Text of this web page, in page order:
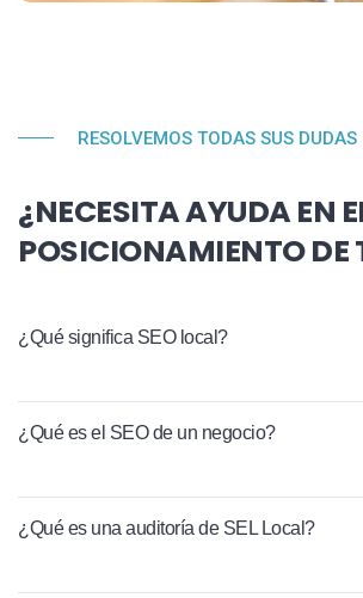
RESOLVEMOS TODAS SUS DUDAS
¿NECESITA AYUDA EN
POSICIONAMIENTO DE
¿Qué significa SEO local?
¿Qué es el SEO de un negocio?
¿Qué es una auditoría de SEL Local?